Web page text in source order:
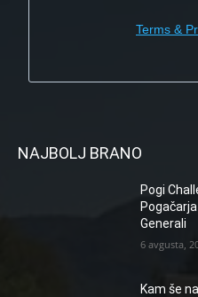
Terms &
NAJBOLJ BRANO
Pogi
Generali
6 avgusta,
Kam še